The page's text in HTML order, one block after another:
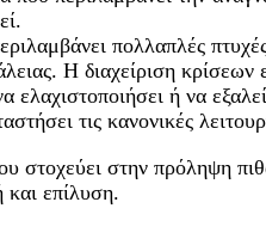
πολλαπλές
Η διαχείριση
ελαχιστοποιήσει ή να
τις κανονικές
στοχεύει στην πρόληψη
και επίλυση.